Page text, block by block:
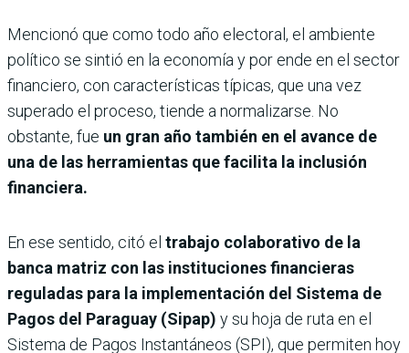
Mencionó que como todo año electoral, el ambiente
político se sintió en la economía y por ende en el sector
financiero, con características típicas, que una vez
superado el proceso, tiende a normalizarse. No
obstante, fue un gran año también en el avance de
una de las herramientas que facilita la inclusión
financiera.
En ese sentido, citó el trabajo colaborativo de la
banca matriz con las instituciones financieras
reguladas para la implementación del Sistema de
Pagos del Paraguay (Sipap) y su hoja de ruta en el
Sistema de Pagos Instantáneos (SPI), que permiten hoy